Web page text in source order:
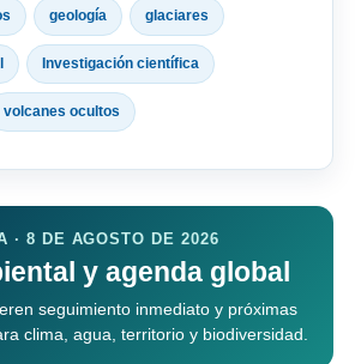
geología glaciares
Investigación científica
volcanes ocultos
· 8 DE AGOSTO DE 2026
y agenda global
seguimiento inmediato y próximas
clima, agua, territorio y biodiversidad.